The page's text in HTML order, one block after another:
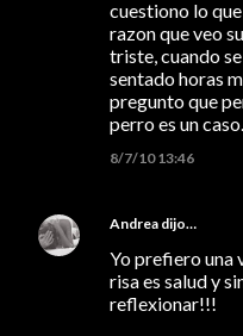
cuestiono lo
razon que veo
triste, cuando
sentado horas
pregunto que
perro es un caso.
8/7/10 13:46
Andrea dijo…
Yo prefiero una
risa es salud y
reflexionar!!!